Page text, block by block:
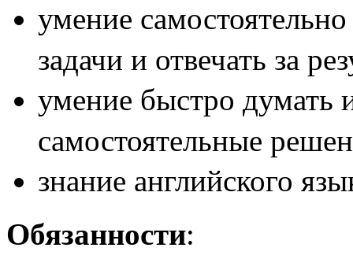
умение
задачи и отвечать за
умение быстро думать
самостоятельные
знание английского
Обязанности: